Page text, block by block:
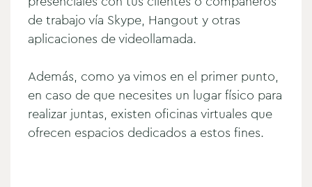
de trabajo vía Skype, Hangout y otras
aplicaciones de videollamada.
Además, como ya vimos en el primer punto,
en caso de que necesites un lugar físico para
realizar juntas, existen oficinas virtuales que
ofrecen espacios dedicados a estos fines.